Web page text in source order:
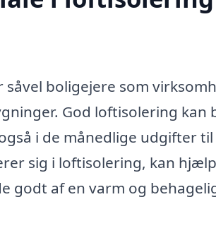
boligejere som
God loftisolering kan
i de månedlige udgifter til
sig i loftisolering, kan
godt af en varm og